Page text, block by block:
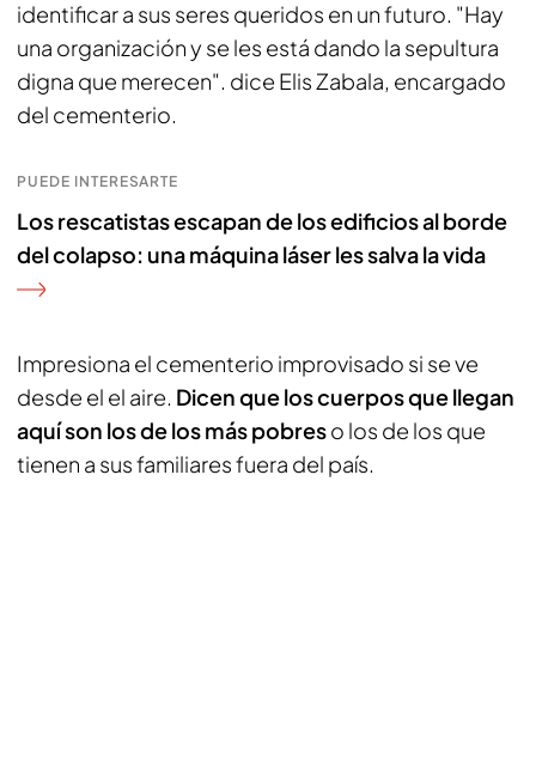
identificar a sus seres queridos en un futuro. "Hay
una organización y se les está dando la sepultura
digna que merecen". dice Elis Zabala, encargado
del cementerio.
PUEDE INTERESARTE
Los rescatistas escapan de los edificios al borde
del colapso: una máquina láser les salva la vida
Impresiona el cementerio improvisado si se ve
desde el el aire. Dicen que los cuerpos que llegan
aquí son los de los más pobreso los de los que
tienen a sus familiares fuera del país.